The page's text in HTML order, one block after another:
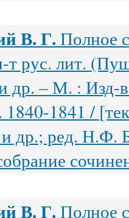
В. Г. Полное
рус. лит.
др. – М. :
1840-1841 /
др.; ред. Н.Ф.
В. Г. Полное